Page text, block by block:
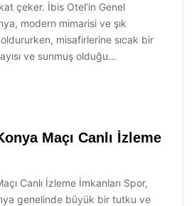
çeker. İbis Otel’in Genel
modern mimarisi ve şık
misafirlerine sıcak bir
ve sunmuş olduğu…
Maçı Canlı İzleme
Canlı İzleme İmkanları Spor,
genelinde büyük bir tutku ve